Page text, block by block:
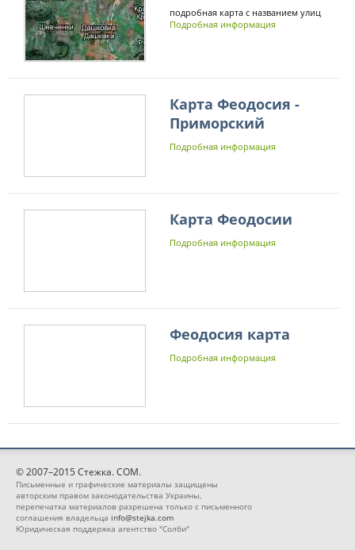
подробная карта с названием улиц
Подробная информация
Карта Феодосия -
Приморский
Подробная информация
Карта Феодосии
Подробная информация
Феодосия карта
Подробная информация
© 2007–2015 Стежка. COM.
Письменные и графические материалы защищены
авторским правом законодательства Украины,
перепечатка материалов разрешена только с письменного
соглашения владельца info@stejka.com
Юридическая поддержка агентство "Солби"